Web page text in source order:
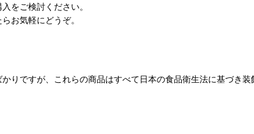
をご検討ください。
お気軽にどうぞ。
ですが、これらの商品はすべて日本の食品衛生法に基づき